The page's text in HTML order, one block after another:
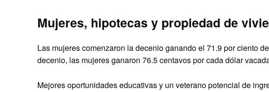
Mujeres, hipotecas y propiedad de
Las mujeres comenzaron la decenio ganando el 71.9 por ciento
decenio, las mujeres ganaron 76.5 centavos por cada dólar
Mejores oportunidades educativas y un veterano potencial de